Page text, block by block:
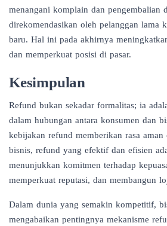
menangani komplain dan pengembalian
direkomendasikan oleh pelanggan lama
baru. Hal ini pada akhirnya
dan memperkuat posisi di pasar.
Kesimpulan
Refund bukan sekadar formalitas; ia
dalam hubungan antara konsumen dan
kebijakan refund memberikan rasa
bisnis, refund yang efektif dan efisien
menunjukkan komitmen terhadap
memperkuat reputasi, dan membangun
Dalam dunia yang semakin kompetitif,
mengabaikan pentingnya mekanisme